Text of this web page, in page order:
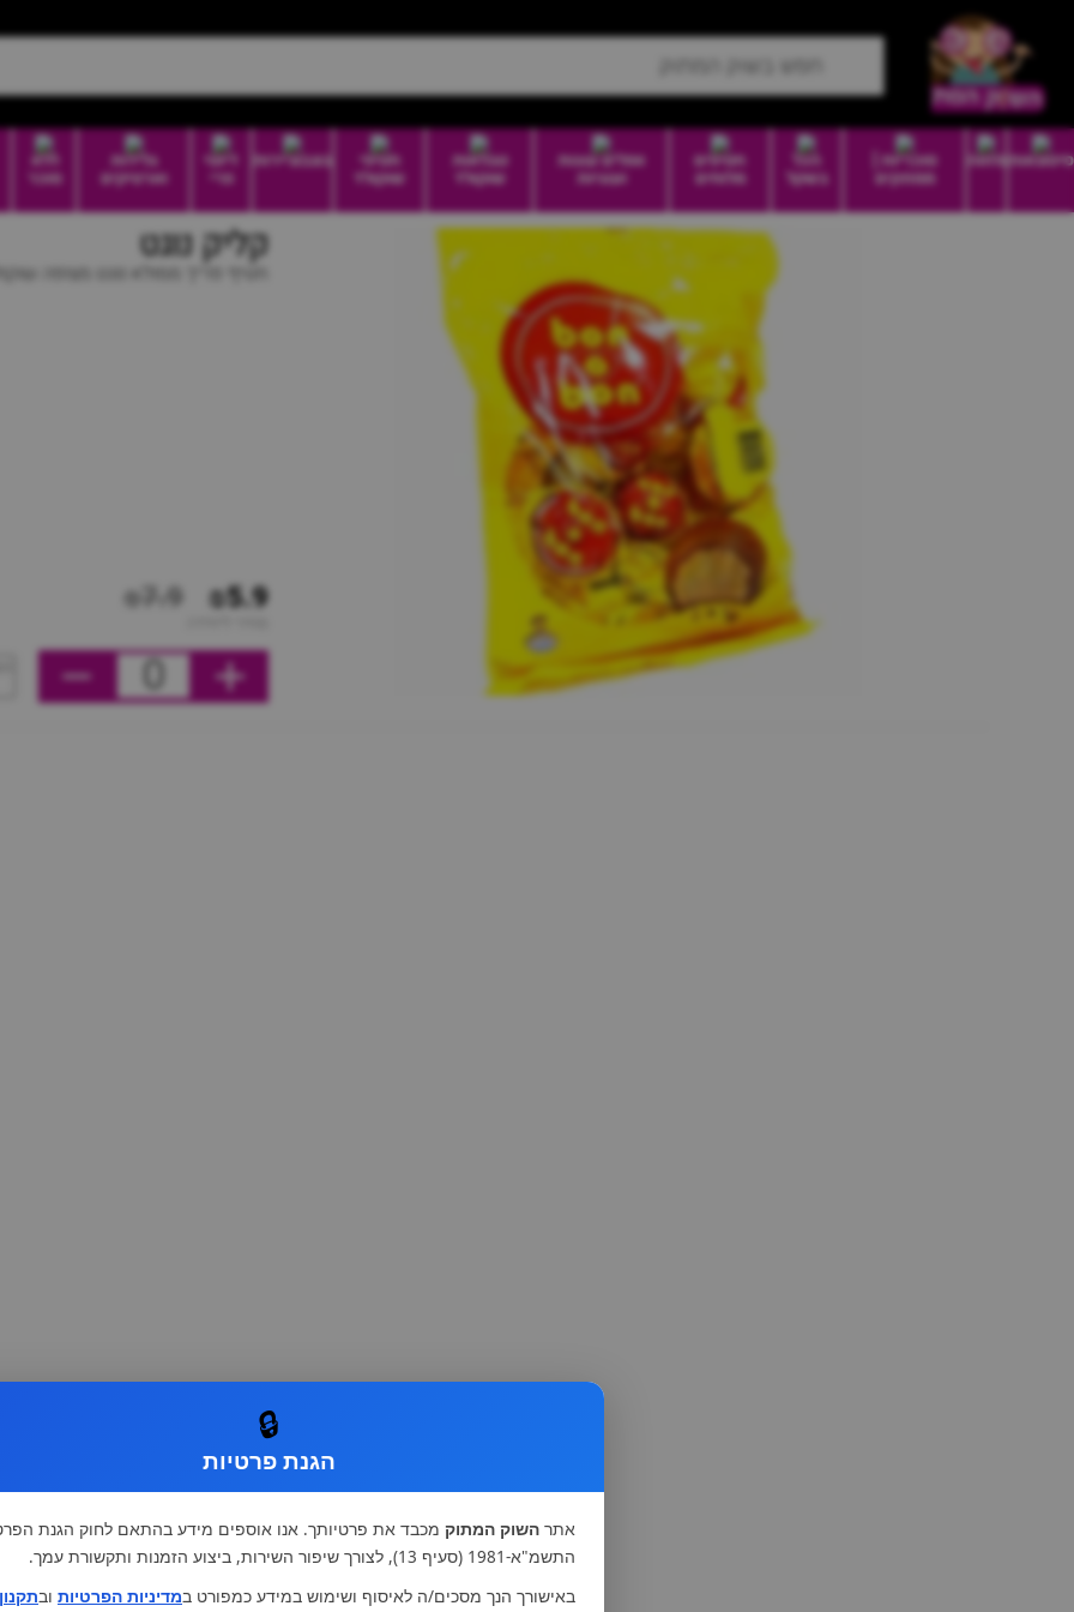
סיטונאותמזווה
סוכריות |
ממתקים
הכל
בשקל
חטיפים
מלוחים
וופלים עוגות
ועוגיות
טבלאות
שוקולד
חטיפי
שוקולד
בונבוניירות
דיוטי
פרי
גלידות
וארטיקים
ללא
סוכר
קליק נוגט
חטיף פריך ממולא נוגט מצופה
₪5.9
₪7.9
0
🔒
הגנת פרטיות
אתר השוק המתוק מכבד את פרטיותך. אנו אוספים מידע בהתאם לחוק הגנת
התשמ"א-1981 (סעיף 13), לצורך שיפור השירות, ביצוע הזמנות ותקשורת עמך.
באישורך הנך מסכים/ה לאיסוף ושימוש במידע כמפורט במדיניות הפרטיות ובתקנון